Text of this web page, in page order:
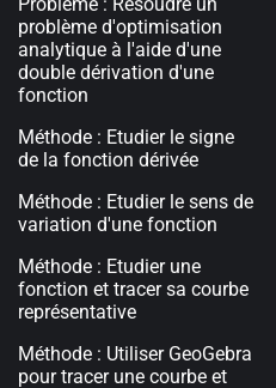
problème d'optimisation
analytique à l'aide d'une
double dérivation d'une
fonction
Méthode : Etudier le signe
de la fonction dérivée
Méthode : Etudier le sens de
variation d'une fonction
Méthode : Etudier une
fonction et tracer sa courbe
représentative
Méthode : Utiliser GeoGebra
pour tracer une courbe et